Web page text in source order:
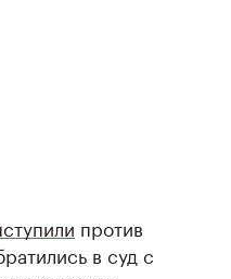
против
в суд с